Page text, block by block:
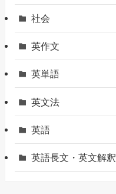
社会
英作文
英単語
英文法
英語
英語長文・英文解釈